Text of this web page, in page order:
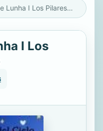
Romance de Lunha I Los Pilares del Cielo
I Los